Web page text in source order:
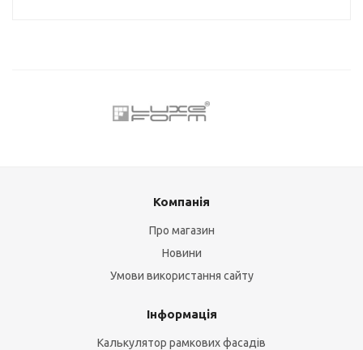
Компанія
Про магазин
Новини
Умови використання сайту
Інформація
Калькулятор рамкових фасадів